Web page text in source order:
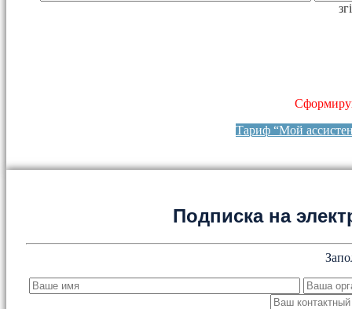
Тариф “Мой
Подписка на